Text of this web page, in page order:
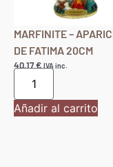
MARFINITE –
DE FATIMA 20CM
40,17